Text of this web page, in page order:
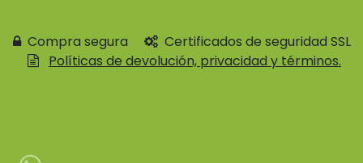
Compra segura
Certificados de seguridad SSL
Políticas de devolución, privacidad y términos.